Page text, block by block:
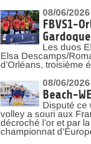
08/06/2026
FBVS1-
Les duos
Elsa Descamps/
d’Orléans, troisième
08/06/2026
Beach-
Disputé ce
volley a souri aux
décroché l’or et par
championnat